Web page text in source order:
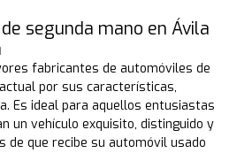
segunda mano en Ávila
fabricantes de automóviles de
por sus características,
Es ideal para aquellos entusiastas
un vehículo exquisito, distinguido y
de que recibe su automóvil usado